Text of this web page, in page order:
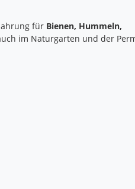
für Bienen, Hummeln,
im Naturgarten und der